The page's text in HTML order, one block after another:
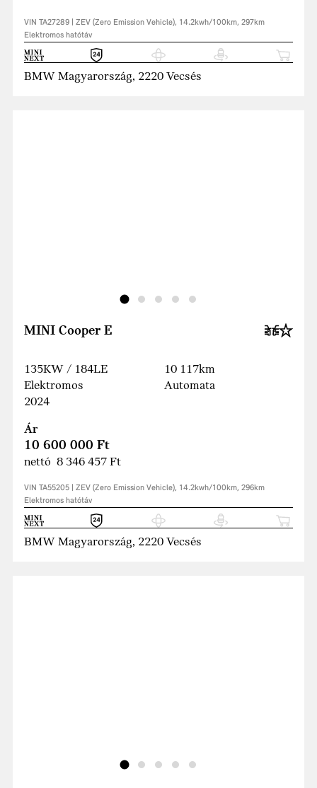
VIN TA27289 | ZEV (Zero Emission Vehicle), 14.2kwh/100km, 297km
Elektromos hatótáv
BMW Magyarország, 2220 Vecsés
MINI Cooper E
135KW / 184LE
Elektromos
2024
10 117km
Automata
Ár
10 600 000 Ft
nettó 8 346 457 Ft
VIN TA55205 | ZEV (Zero Emission Vehicle), 14.2kwh/100km, 296km
Elektromos hatótáv
BMW Magyarország, 2220 Vecsés